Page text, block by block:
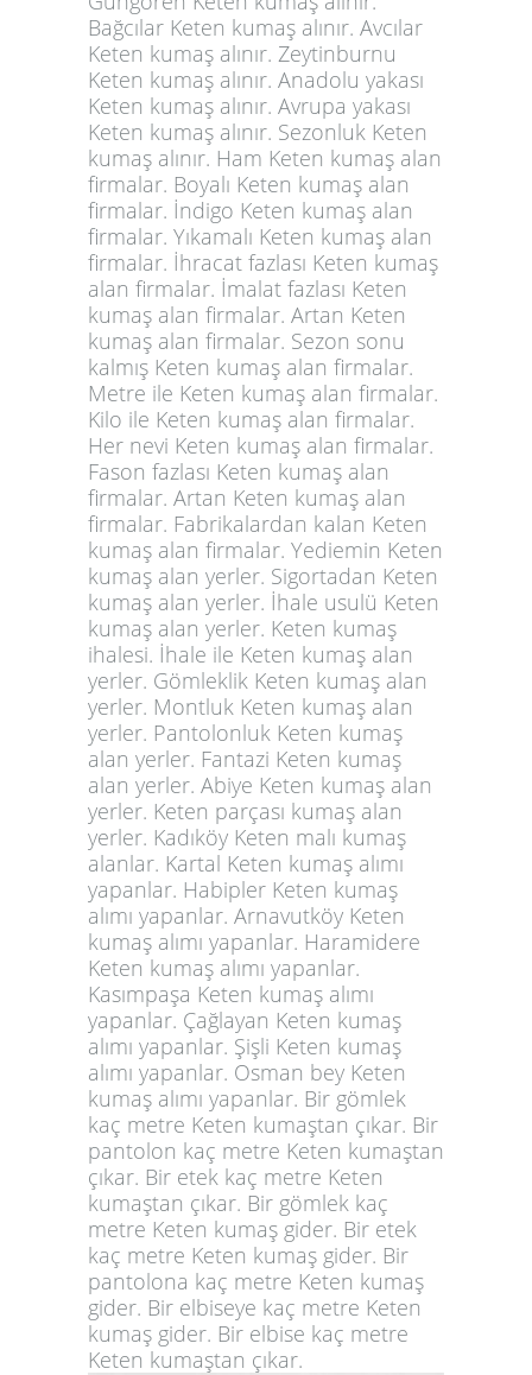
Bağcılar Keten kumaş alınır. Avcılar
Keten kumaş alınır. Zeytinburnu
Keten kumaş alınır. Anadolu yakası
Keten kumaş alınır. Avrupa yakası
Keten kumaş alınır. Sezonluk Keten
kumaş alınır. Ham Keten kumaş alan
firmalar. Boyalı Keten kumaş alan
firmalar. İndigo Keten kumaş alan
firmalar. Yıkamalı Keten kumaş alan
firmalar. İhracat fazlası Keten kumaş
alan firmalar. İmalat fazlası Keten
kumaş alan firmalar. Artan Keten
kumaş alan firmalar. Sezon sonu
kalmış Keten kumaş alan firmalar.
Metre ile Keten kumaş alan firmalar.
Kilo ile Keten kumaş alan firmalar.
Her nevi Keten kumaş alan firmalar.
Fason fazlası Keten kumaş alan
firmalar. Artan Keten kumaş alan
firmalar. Fabrikalardan kalan Keten
kumaş alan firmalar. Yediemin Keten
kumaş alan yerler. Sigortadan Keten
kumaş alan yerler. İhale usulü Keten
kumaş alan yerler. Keten kumaş
ihalesi. İhale ile Keten kumaş alan
yerler. Gömleklik Keten kumaş alan
yerler. Montluk Keten kumaş alan
yerler. Pantolonluk Keten kumaş
alan yerler. Fantazi Keten kumaş
alan yerler. Abiye Keten kumaş alan
yerler. Keten parçası kumaş alan
yerler. Kadıköy Keten malı kumaş
alanlar. Kartal Keten kumaş alımı
yapanlar. Habipler Keten kumaş
alımı yapanlar. Arnavutköy Keten
kumaş alımı yapanlar. Haramidere
Keten kumaş alımı yapanlar.
Kasımpaşa Keten kumaş alımı
yapanlar. Çağlayan Keten kumaş
alımı yapanlar. Şişli Keten kumaş
alımı yapanlar. Osman bey Keten
kumaş alımı yapanlar. Bir gömlek
kaç metre Keten kumaştan çıkar. Bir
pantolon kaç metre Keten kumaştan
çıkar. Bir etek kaç metre Keten
kumaştan çıkar. Bir gömlek kaç
metre Keten kumaş gider. Bir etek
kaç metre Keten kumaş gider. Bir
pantolona kaç metre Keten kumaş
gider. Bir elbiseye kaç metre Keten
kumaş gider. Bir elbise kaç metre
Keten kumaştan çıkar.